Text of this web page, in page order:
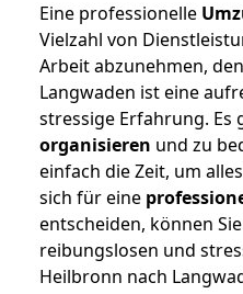
Eine professionelle
Vielzahl von
Arbeit abzunehmen,
Langwaden ist eine
stressige Erfahrung. Es
organisieren und zu
einfach die Zeit, um
sich für eine
entscheiden, können
reibungslosen und
Heilbronn nach